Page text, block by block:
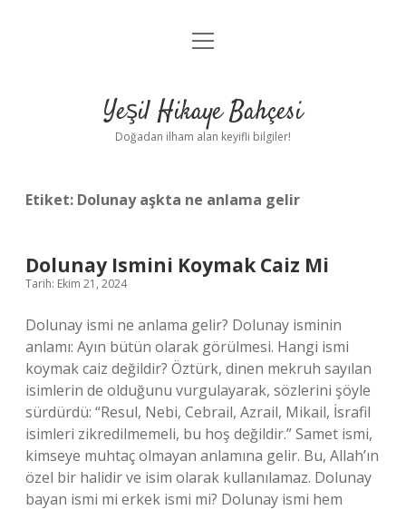
Anasayfa
Yasal Uyarı
menüyü
Yeşil Hikaye Bahçesi
Doğadan ilham alan keyifli bilgiler!
Etiket: Dolunay aşkta ne anlama gelir
Dolunay Ismini Koymak Caiz Mi
Tarih: Ekim 21, 2024
Dolunay ismi ne anlama gelir? Dolunay isminin
anlamı: Ayın bütün olarak görülmesi. Hangi ismi
koymak caiz değildir? Öztürk, dinen mekruh sayılan
isimlerin de olduğunu vurgulayarak, sözlerini şöyle
sürdürdü: “Resul, Nebi, Cebrail, Azrail, Mikail, İsrafil
isimleri zikredilmemeli, bu hoş değildir.” Samet ismi,
kimseye muhtaç olmayan anlamına gelir. Bu, Allah’ın
özel bir halidir ve isim olarak kullanılamaz. Dolunay
bayan ismi mi erkek ismi mi? Dolunay ismi hem